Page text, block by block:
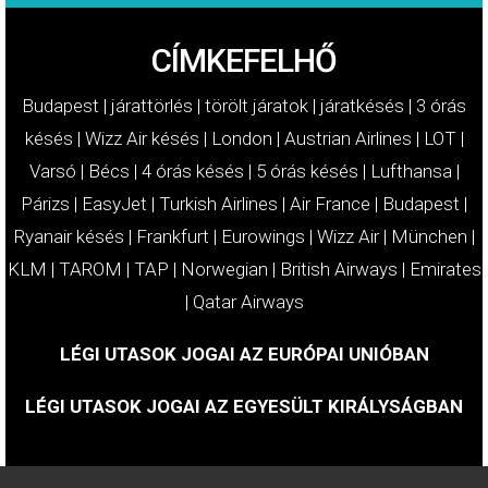
CÍMKEFELHŐ
Budapest | járattörlés | törölt járatok | járatkésés | 3 órás
késés | Wizz Air késés | London | Austrian Airlines | LOT|
Varsó | Bécs | 4 órás késés | 5 órás késés | Lufthansa |
Párizs | EasyJet | Turkish Airlines | Air France | Budapest |
Ryanair késés | Frankfurt | Eurowings | Wizz Air| München |
KLM | TAROM | TAP | Norwegian | British Airways | Emirates
| Qatar Airways
LÉGI UTASOK JOGAI AZ EURÓPAI UNIÓBAN
LÉGI UTASOK JOGAI AZ EGYESÜLT KIRÁLYSÁGBAN